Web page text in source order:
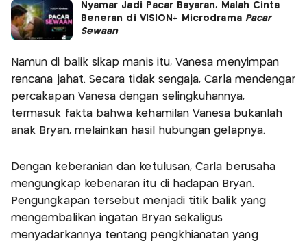
Nyamar Jadi Pacar Bayaran, Malah Cinta
Beneran di VISION+ Microdrama Pacar
Sewaan
Namun di balik sikap manis itu, Vanesa menyimpan
rencana jahat. Secara tidak sengaja, Carla mendengar
percakapan Vanesa dengan selingkuhannya,
termasuk fakta bahwa kehamilan Vanesa bukanlah
anak Bryan, melainkan hasil hubungan gelapnya.
Dengan keberanian dan ketulusan, Carla berusaha
mengungkap kebenaran itu di hadapan Bryan.
Pengungkapan tersebut menjadi titik balik yang
mengembalikan ingatan Bryan sekaligus
menyadarkannya tentang pengkhianatan yang